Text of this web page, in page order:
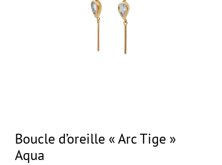
NEW
Boucle d’oreille « Arc Tige »
Aqua